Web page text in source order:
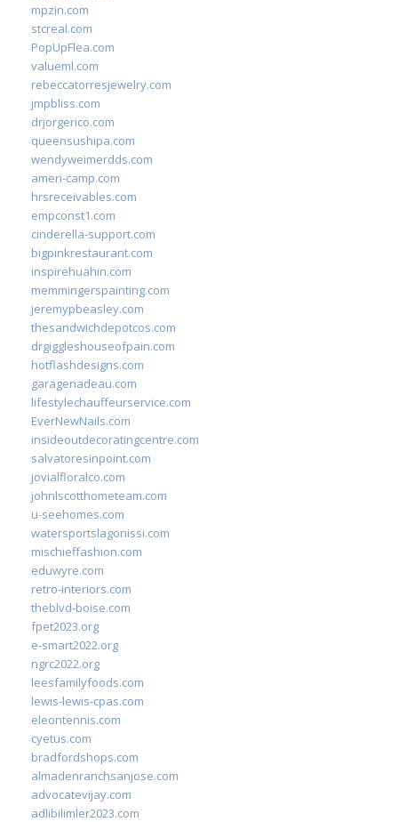
mpzin.com
stcreal.com
PopUpFlea.com
valueml.com
rebeccatorresjewelry.com
jmpbliss.com
drjorgerico.com
queensushipa.com
wendyweimerdds.com
ameri-camp.com
hrsreceivables.com
empconst1.com
cinderella-support.com
bigpinkrestaurant.com
inspirehuahin.com
memmingerspainting.com
jeremypbeasley.com
thesandwichdepotcos.com
drgiggleshouseofpain.com
hotflashdesigns.com
garagenadeau.com
lifestylechauffeurservice.com
EverNewNails.com
insideoutdecoratingcentre.com
salvatoresinpoint.com
jovialfloralco.com
johnlscotthometeam.com
u-seehomes.com
watersportslagonissi.com
mischieffashion.com
eduwyre.com
retro-interiors.com
theblvd-boise.com
fpet2023.org
e-smart2022.org
ngrc2022.org
leesfamilyfoods.com
lewis-lewis-cpas.com
eleontennis.com
cyetus.com
bradfordshops.com
almadenranchsanjose.com
advocatevijay.com
adlibilimler2023.com